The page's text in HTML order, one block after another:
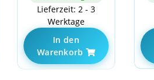
Lieferzeit: 2 - 3
Werktage
In den
Warenkorb